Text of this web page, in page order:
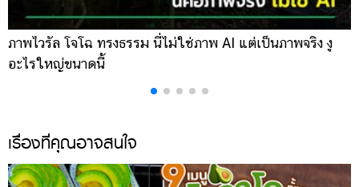
ภาพไวรัล โจโฉ ทรงธรรม นี่ไม่ใช่ภาพ AI แต่เป็นภาพจริง งู
อะไรใหญ่ขนาดนี้
เรื่องที่คุณอาจสนใจ